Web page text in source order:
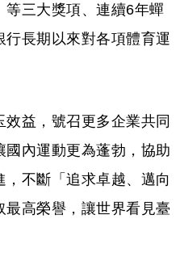
等三大獎項、連續6年蟬
長期以來對各項體育運
益，號召更多企業共同
內運動更為蓬勃，協助
不斷「追求卓越、邁向
高榮譽，讓世界看見臺